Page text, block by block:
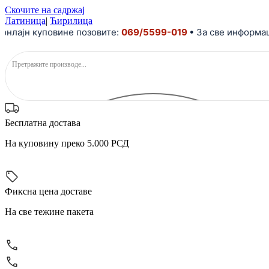
Скочите на садржај
Латиница| Ћирилица
куповине позовите:069/5599-019• За све
Бесплатна достава
На куповину преко 5.000 РСД
Фиксна цена доставе
На све тежине пакета